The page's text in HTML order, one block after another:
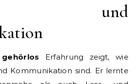
und
Erfahrung zeigt, wie
Kommunikation sind. Er lernte